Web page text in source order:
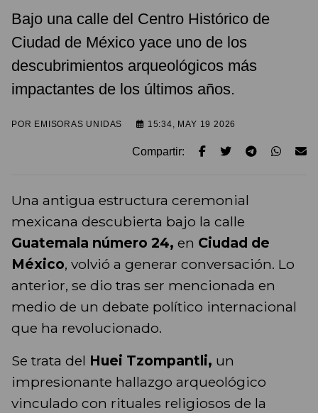
Bajo una calle del Centro Histórico de
Ciudad de México yace uno de los
descubrimientos arqueológicos más
impactantes de los últimos años.
POR EMISORAS UNIDAS 15:34, MAY 19 2026
Compartir:
Una antigua estructura ceremonial
mexicana descubierta bajo la calle
Guatemala número 24, en Ciudad de
México, volvió a generar conversación. Lo
anterior, se dio tras ser mencionada en
medio de un debate político internacional
que ha revolucionado.
Se trata del Huei Tzompantli, un
impresionante hallazgo arqueológico
vinculado con rituales religiosos de la